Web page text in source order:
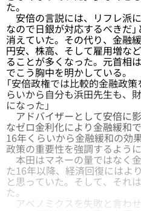
た。
安倍の言説には、リフレ派
なので日銀が対応するべきだ
消えていた。その代り、金融
円安、株高、そして雇用増な
ることが多くなった。元首相
でこう胸中を明かしている。
「安倍政権では比較的金融政
らいから自分も浜田先生も、
になった」
アドバイザーとして安倍に
なゼロ金利化により金融緩和
16年くらいから金融緩和の効
政策の重要性を強調するよう
本田はマネーの量ではなく
た16年以降、経済回復にはよ
と思っていた。そして、それ
た。
アベノミクスを失敗と言わ